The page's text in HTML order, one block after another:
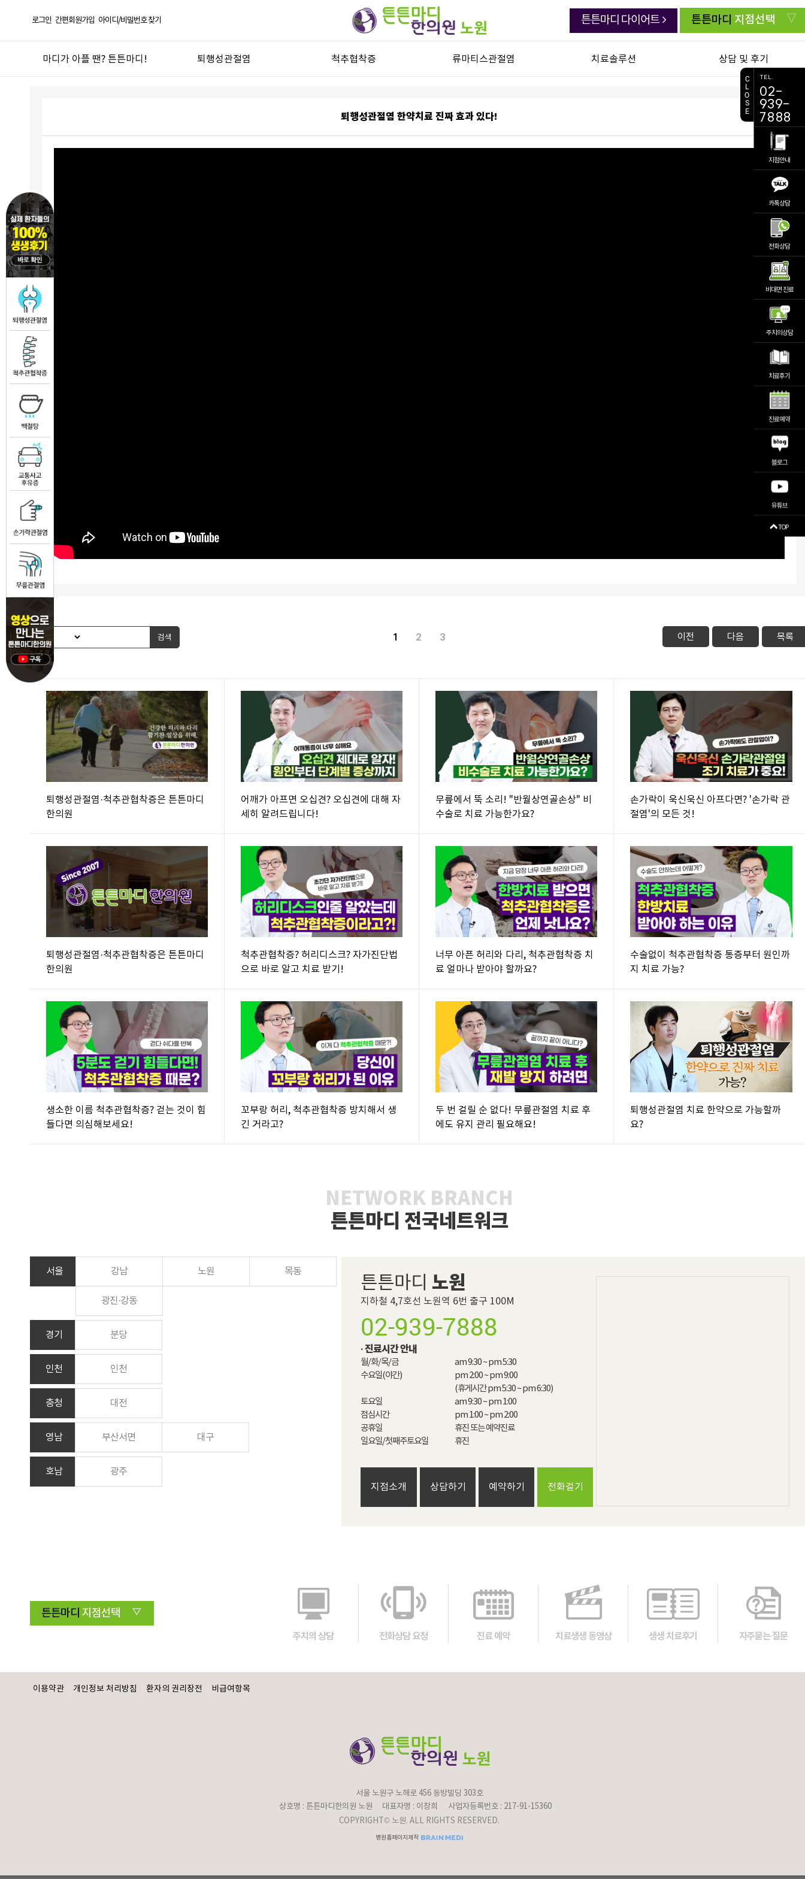
로그인 간편회원가입 아이디/비밀번호 찾기 튼튼마디 다이어트 튼튼마디 지점선택
마디가 아플 땐? 튼튼마디! 퇴행성관절염 척추협착증 류마티스관절염 치료솔루션 상담 및 후기
좋은약재 안심탕전
무릎연골연화증
허리디스크
퇴행성디스크
류마티스관절염 한방치료
교통사고 후유증
치료생생 동영상
생생치료 후기
자주묻는 질문
주치의 상담실
전화상담 요청
퇴행성관절염 한약치료 진짜 효과 있다!
검색 1 2 3 이전 다음 목록
퇴행성관절염·척추관협착증은 튼튼마디
한의원
어깨가 아프면 오십견? 오십견에 대해 자
세히 알려드립니다!
무릎에서 뚝 소리! "반월상연골손상" 비
수술로 치료 가능한가요?
손가락이 욱신욱신 아프다면? '손가락 관
절염'의 모든 것!
퇴행성관절염·척추관협착증은 튼튼마디
한의원
척추관협착증? 허리디스크? 자가진단법
으로 바로 알고 치료 받기!
너무 아픈 허리와 다리, 척추관협착증 치
료 얼마나 받아야 할까요?
수술없이 척추관협착증 통증부터 원인까
지 치료 가능?
생소한 이름 척추관협착증? 걷는 것이 힘
들다면 의심해보세요!
꼬부랑 허리, 척추관협착증 방치해서 생
긴 거라고?
두 번 걸릴 순 없다! 무릎관절염 치료 후
에도 유지 관리 필요해요!
퇴행성관절염 치료 한약으로 가능할까
요?
NETWORK BRANCH
튼튼마디 전국네트워크
서울 강남 노원 목동
광진·강동
경기 분당
인천 인천
충청 대전
영남 부산서면 대구
호남 광주
튼튼마디 노원
지하철 4,7호선 노원역 6번 출구 100M
02-939-7888
· 진료시간 안내
월/화/목/금
수요일(야간)
토요일
점심시간
공휴일
일요일/첫째주토요일
am 9:30 ~ pm 5:30
pm 2:00 ~ pm 9:00
(휴게시간 pm 5:30 ~ pm 6:30)
am 9:30 ~ pm 1:00
pm 1:00 ~ pm 2:00
휴진 또는 예약진료
휴진
지점소개 상담하기 예약하기 전화걸기
튼튼마디 지점선택
주치의 상담 전화상담 요청 진료 예약 치료생생 동영상 생생 치료후기 자주묻는 질문
이용약관 개인정보 처리방침 환자의 권리장전 비급여항목
서울 노원구 노해로 456 동방빌딩 303호
상호명 : 튼튼마디한의원 노원
대표자명 : 이창희
사업자등록번호 : 217-91-15360
COPYRIGHT© 노원. ALL RIGHTS RESERVED.
병원홈페이지제작
C
L
O
S
E
TEL.
02-
939-
7888
지점안내
카톡상담
전화상담
비대면 진료
주치의상담
치료후기
진료예약
블로그
유튜브
TOP